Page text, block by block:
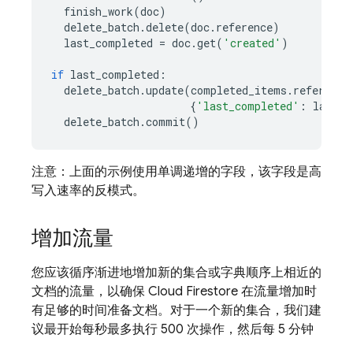
finish_work(doc)
delete_batch .delete(doc. reference)
last_completed = doc.get( 'created' )
if last_completed :
delete_batch .update(completed_items . reference
{ 'last_completed' :
delete_batch .commit()
注意：上面的示例使用单调递增的字段，该字段是高
写入速率的反模式。
增加流量
您应该循序渐进地增加新的集合或字典顺序上相近的
文档的流量，以确保 Cloud Firestore 在流量增加时
有足够的时间准备文档。对于一个新的集合，我们建
议最开始每秒最多执行 500 次操作，然后每 5 分钟